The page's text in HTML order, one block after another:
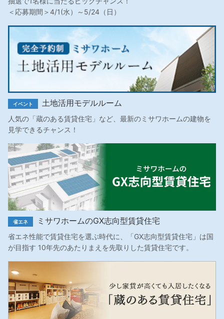
＜応募期間＞4/1(水）～5/24（日）
イベント 土地活用モデルルーム
人気の「蔵のある賃貸住宅」など、最新のミサワホームの建物を
見学できるチャンス！
省エネ ミサワホームのGX志向型賃貸住宅
省エネ性能で賃貸住宅を選ぶ時代に、「GX志向型賃貸住宅」は国
が目指す 10年先のあたりまえを先取りした賃貸住宅です。